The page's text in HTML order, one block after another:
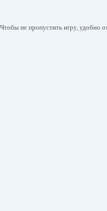
Чтобы не пропустить игру, удобно